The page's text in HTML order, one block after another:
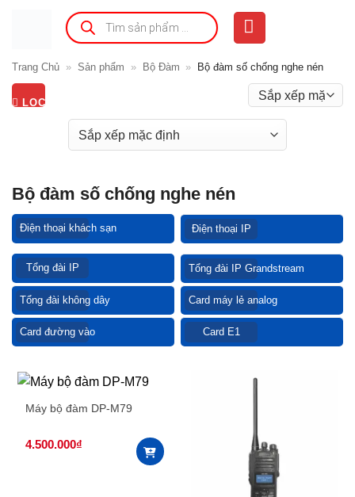
dung
Tìm
kiếm
sản
phẩm
Trang Chủ » Sản phẩm » Bộ Đàm » Bộ đàm số chống nghe nén
LỌC
Bộ đàm số chống nghe nén
Điện thoại khách sạn Điện thoại IP
Tổng đài IP Tổng đài IP Grandstream
Tổng đài không dây Card máy lẻ analog
Card đường vào Card E1
Máy bộ đàm DP-M79
4.500.000₫